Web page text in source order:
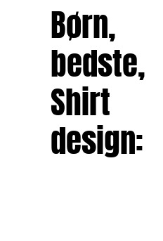
Børn,
bedste,
Shirt
design: